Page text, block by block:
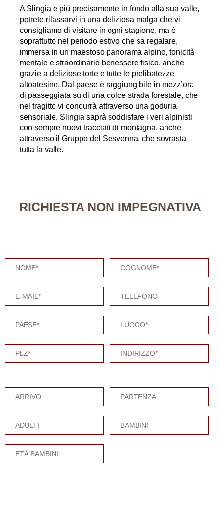
A Slingia e più precisamente in fondo alla sua valle,
potrete rilassarvi in una deliziosa malga che vi
consigliamo di visitare in ogni stagione, ma è
soprattutto nel periodo estivo che sa regalare,
immersa in un maestoso panorama alpino, tonicità
mentale e straordinario benessere fisico, anche
grazie a deliziose torte e tutte le prelibatezze
altoatesine. Dal paese è raggiungibile in mezz’ora
di passeggiata su di una dolce strada forestale, che
nel tragitto vi condurrà attraverso una goduria
sensoriale. Slingia saprà soddisfare i veri alpinisti
con sempre nuovi tracciati di montagna, anche
attraverso il Gruppo del Sesvenna, che sovrasta
tutta la valle.
RICHIESTA NON IMPEGNATIVA